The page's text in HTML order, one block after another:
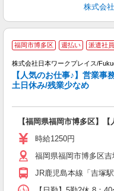
株式会
福岡市博多区 週払い 派遣社員
株式会社日本ワークプレイス/
【人気のお仕事♪】営業事
土日休み/残業少なめ
【福岡県福岡市博多区】
時給1250円
福岡県福岡市博多区
JR鹿児島本線「吉塚